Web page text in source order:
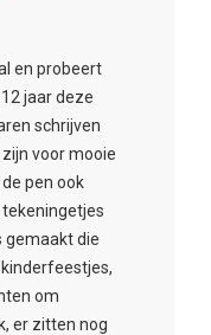
en probeert
jaar deze
schrijven
voor mooie
pen ook
gemaakt die
om
er zitten nog